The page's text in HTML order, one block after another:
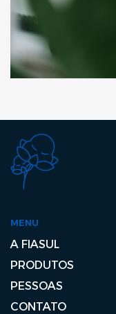
MENU
A FIASUL
PRODUTOS
PESSOAS
CONTATO